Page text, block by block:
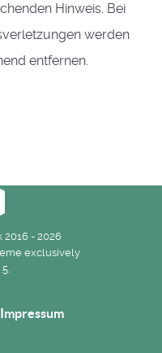
Hinweis. Bei
werden
entfernen.
- 2026
exclusively
Impressum